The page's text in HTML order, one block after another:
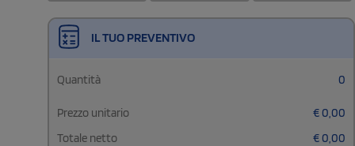
IL TUO PREVENTIVO
Quantità 0
Prezzo unitario €0,00
Totale netto
€0,00